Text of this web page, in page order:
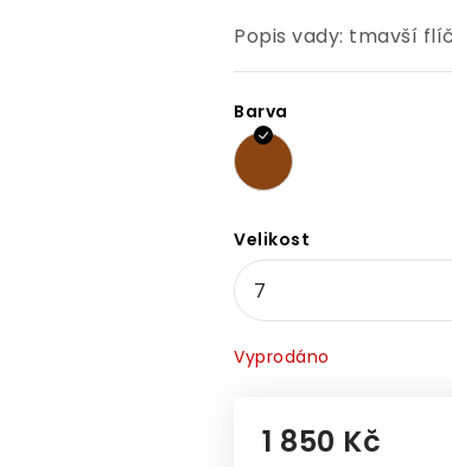
Popis vady: tmavší
Barva
Velikost
Vyprodáno
1 850 Kč